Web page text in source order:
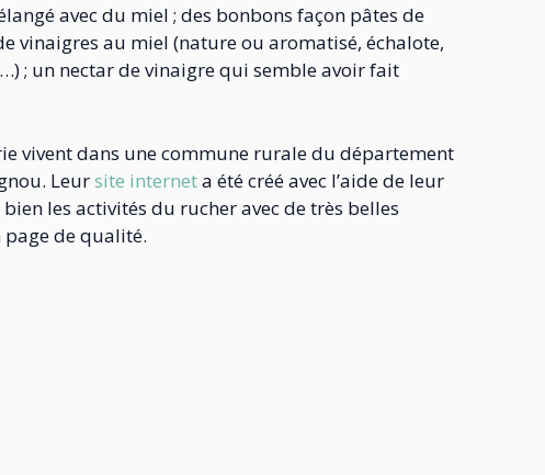
avec du miel ; des bonbons façon pâtes de
vinaigres au miel (nature ou aromatisé, échalote,
; un nectar de vinaigre qui semble avoir fait
vivent dans une commune rurale du département
Leursite interneta été créé avec l’aide de leur
les activités du rucher avec de très belles
page de qualité.